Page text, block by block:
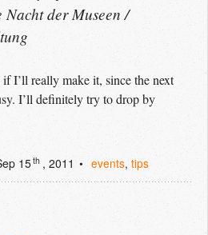
der Museen /
I’ll really make it, since the next
I’ll definitely try to drop by
15th , 2011 events, tips